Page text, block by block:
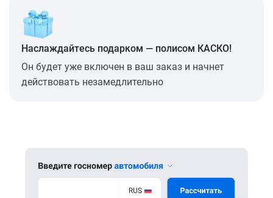
Наслаждайтесь подарком — полисом КАСКО!
Он будет уже включен в ваш заказ и начнет
действовать незамедлительно